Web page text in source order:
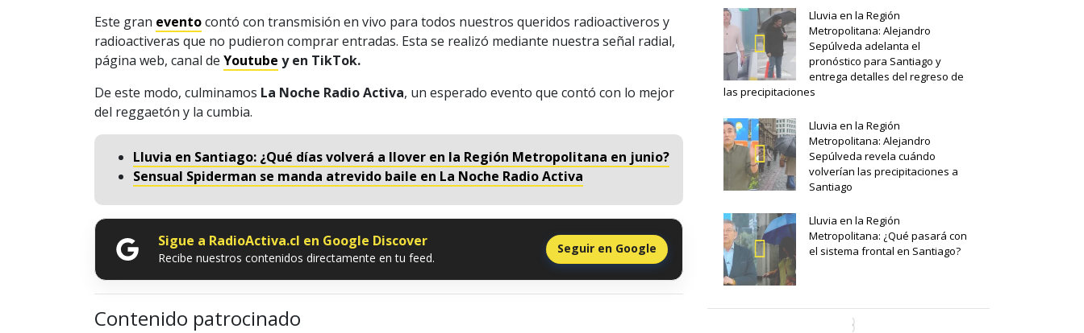
Este gran eventocontó con transmisión en vivo para todos nuestros queridos radioactiveros y
radioactiveras que no pudieron comprar entradas. Esta se realizó mediante nuestra señal radial,
página web, canal de Youtube y en TikTok.
De este modo, culminamos La Noche Radio Activa, un esperado evento que contó con lo mejor
del reggaetón y la cumbia.
Lluvia en Santiago: ¿Qué días volverá a llover en la Región Metropolitana en junio?
Sensual Spiderman se manda atrevido baile en La Noche Radio Activa
Sigue a RadioActiva.cl en Google Discover
Recibe nuestros contenidos directamente en tu feed.
Seguir en Google
Contenido patrocinado
Lluvia en la Región
Metropolitana: Alejandro
Sepúlveda adelanta el
pronóstico para Santiago y
entrega detalles del regreso de
las precipitaciones
Lluvia en la Región
Metropolitana: Alejandro
Sepúlveda revela cuándo
volverían las precipitaciones a
Santiago
Lluvia en la Región
Metropolitana: ¿Qué pasará con
el sistema frontal en Santiago?